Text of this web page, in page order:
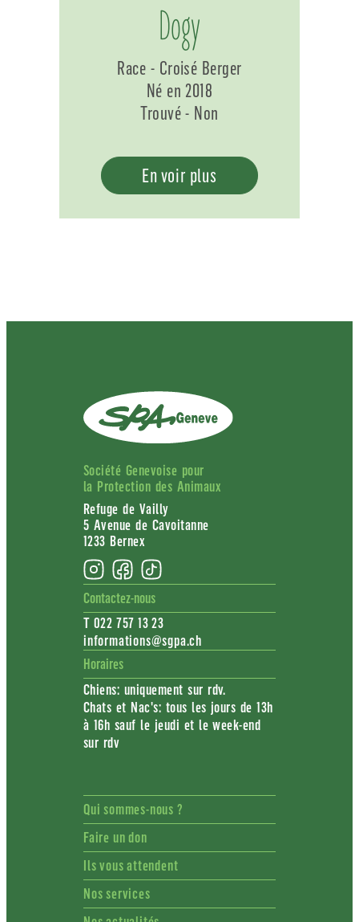
Dogy
Race - Croisé Berger
Né en 2018
Trouvé - Non
En voir plus
Société Genevoise pour
la Protection des Animaux
Refuge de Vailly
5 Avenue de Cavoitanne
1233 Bernex
Contactez-nous
T 022 757 13 23
informations@sgpa.ch
Horaires
Chiens: uniquement sur rdv.
Chats et Nac's: tous les jours de 13h
à 16h sauf le jeudi et le week-end
sur rdv
Qui sommes-nous ?
Faire un don
Ils vous attendent
Nos services